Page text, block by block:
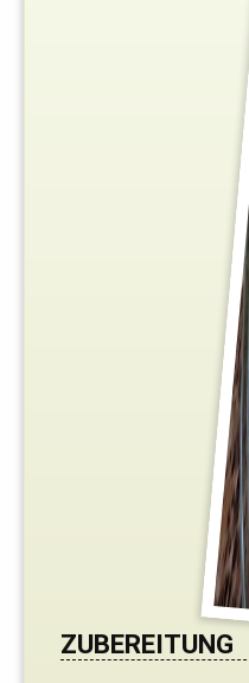
ZUBEREITUNG